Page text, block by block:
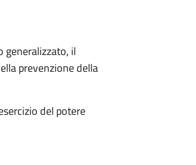
generalizzato, il
prevenzione della
del potere